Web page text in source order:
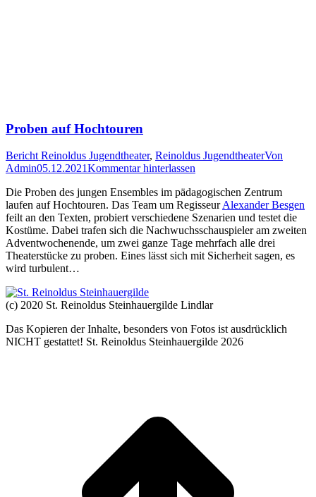
Proben auf Hochtouren
Bericht Reinoldus Jugendtheater, Reinoldus JugendtheaterVon
Admin05.12.2021Kommentar hinterlassen
Die Proben des jungen Ensembles im pädagogischen Zentrum
laufen auf Hochtouren. Das Team um RegisseurAlexander Besgen
feilt an den Texten, probiert verschiedene Szenarien und testet die
Kostüme. Dabei trafen sich die Nachwuchsschauspieler am zweiten
Adventwochenende, um zwei ganze Tage mehrfach alle drei
Theaterstücke zu proben. Eines lässt sich mit Sicherheit sagen, es
wird turbulent…
(c) 2020 St. Reinoldus Steinhauergilde Lindlar
Das Kopieren der Inhalte, besonders von Fotos ist ausdrücklich
NICHT gestattet! St. Reinoldus Steinhauergilde 2026